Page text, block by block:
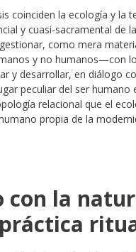
coinciden la ecología y
y cuasi-sacramental de
como mera
y no humanos—con
y desarrollar, en diálogo
peculiar del ser
relacional que el
propia de la
con la